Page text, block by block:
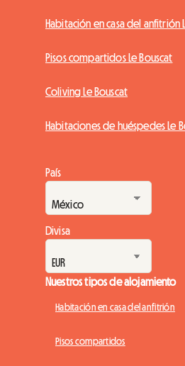
Habitación en casa del anfitrión
Pisos compartidos Le Bouscat
Coliving Le Bouscat
Habitaciones de huéspedes Le
País
Divisa
Nuestros tipos de alojamiento
Habitación en casa del anfitrión
Pisos compartidos